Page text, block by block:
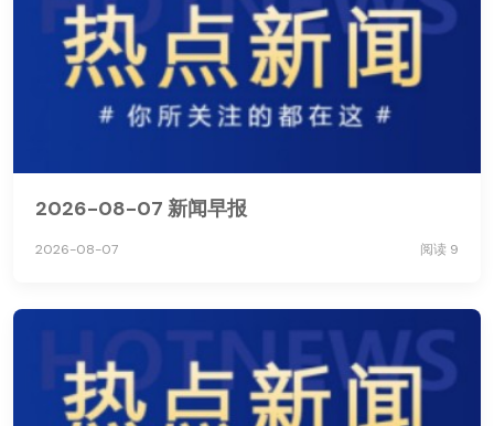
2026-08-07 新闻早报
2026-08-07 阅读 9